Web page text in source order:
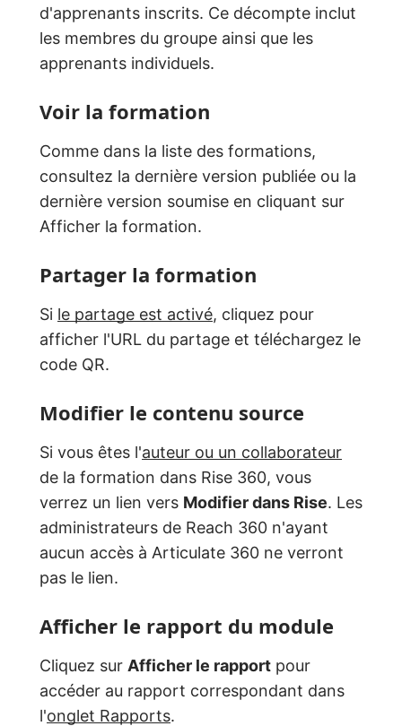
d'apprenants inscrits. Ce décompte inclut
les membres du groupe ainsi que les
apprenants individuels.
Voir la formation
Comme dans la liste des formations,
consultez la dernière version publiée ou la
dernière version soumise en cliquant sur
Afficher la formation.
Partager la formation
Si le partage est activé, cliquez pour
afficher l'URL du partage et téléchargez le
code QR.
Modifier le contenu source
Si vous êtes l'auteur ou un collaborateur
de la formation dans Rise 360, vous
verrez un lien vers Modifier dans Rise. Les
administrateurs de Reach 360 n'ayant
aucun accès à Articulate 360 ne verront
pas le lien.
Afficher le rapport du module
Cliquez sur Afficher le rapport pour
accéder au rapport correspondant dans
l'onglet Rapports.